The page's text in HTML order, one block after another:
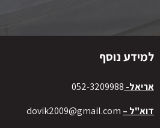
למידע נוסף
אריאל- 052-3209988
דוא"ל – dovik2009@gmail.com